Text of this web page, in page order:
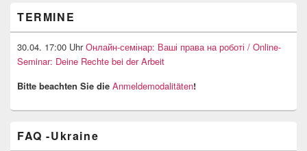
TERMINE
30.04. 17:00 UhrОнлайн-семінар: Ваші права на роботі / Online-
Seminar: Deine Rechte bei der Arbeit
Bitte beachten Sie die Anmeldemodalitäten!
FAQ -Ukraine